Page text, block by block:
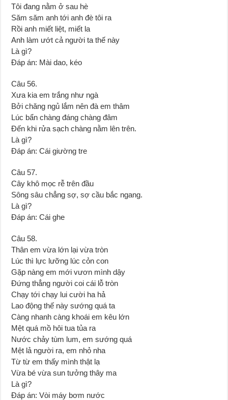
Tôi đang nằm ở sau hè
Săm săm anh tới anh đè tôi ra
Rồi anh miết liệt, miết la
Anh làm ướt cả người ta thế này
Là gì?
Đáp án: Mài dao, kéo
Câu 56.
Xưa kia em trắng như ngà
Bởi chăng ngủ lắm nên đà em thâm
Lúc bẩn chàng đáng chàng đâm
Ðến khi rửa sạch chàng nằm lên trên.
Là gì?
Đáp án: Cái giường tre
Câu 57.
Cây khô mọc rễ trên đầu
Sông sâu chẳng sợ, sợ cầu bắc ngang.
Là gì?
Đáp án: Cái ghe
Câu 58.
Thân em vừa lớn lại vừa tròn
Lúc thì lực lưỡng lúc cỏn con
Gặp nàng em mới vươn mình dậy
Đứng thẳng người coi cái lỗ tròn
Chạy tới chạy lui cười ha hả
Lao động thế này sướng quá ta
Càng nhanh càng khoái em kêu lớn
Mệt quá mồ hôi tua tủa ra
Nước chảy tùm lum, em sướng quá
Mệt lả người ra, em nhỏ nha
Từ từ em thấy mình thật lạ
Vừa bé vừa sun tưởng thây ma
Là gì?
Đáp án: Vòi máy bơm nước